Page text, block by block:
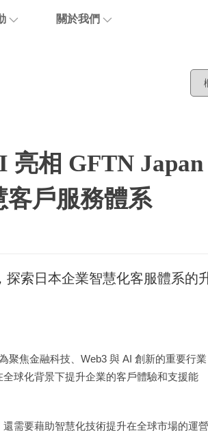
關於我們
加入我們
亮相 GFTN Japan
客戶服務體系
索日本企業智慧化客服體系的
聚焦金融科技、Web3 與 AI 創新的重要行業
球化背景下提升企業的客戶體驗和支援能
需要藉助智慧化技術提升在全球市場的運營